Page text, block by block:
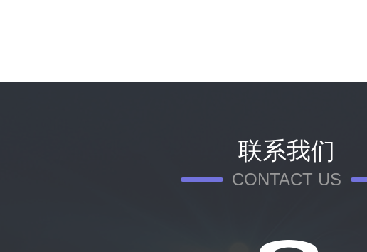
联系我们
CONTACT US